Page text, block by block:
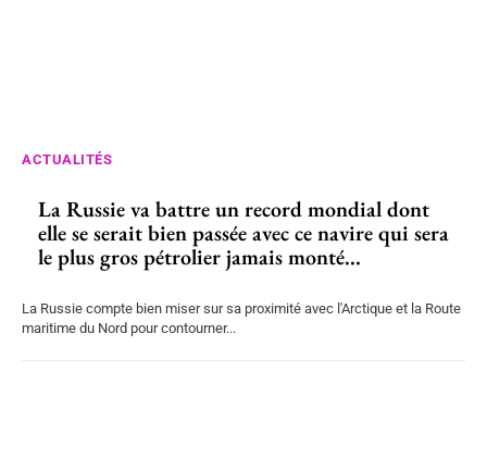
ACTUALITÉS
La Russie va battre un record mondial dont
elle se serait bien passée avec ce navire qui sera
le plus gros pétrolier jamais monté...
La Russie compte bien miser sur sa proximité avec l'Arctique et la Route
maritime du Nord pour contourner...